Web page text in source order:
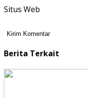
Situs Web
Berita Terkait